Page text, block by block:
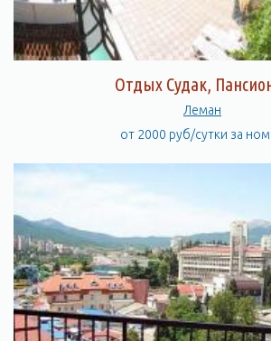
Отдых Судак,
Леман
от 2000 руб/сутки за